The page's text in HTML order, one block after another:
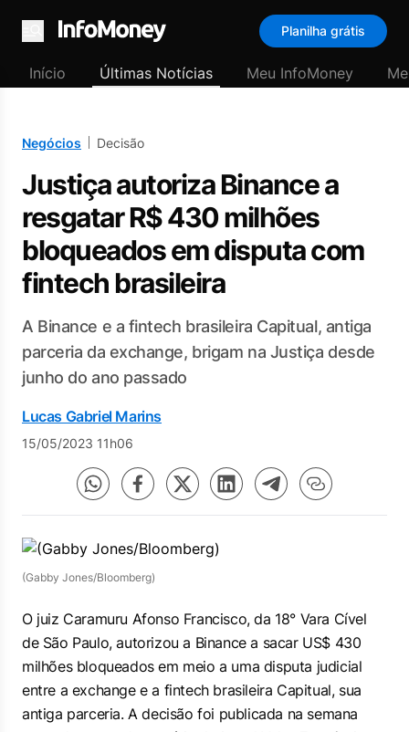
Menu
Planilha grátis
Início Últimas Notícias Meu InfoMoney
Negócios Decisão
Justiça autoriza Binance a
resgatar R$ 430 milhões
bloqueados em disputa com
fintech brasileira
A Binance e a fintech brasileira Capitual, antiga
parceria da exchange, brigam na Justiça desde
junho do ano passado
Lucas Gabriel Marins
15/05/2023 11h06
(Gabby Jones/Bloomberg)
O juiz Caramuru Afonso Francisco, da 18° Vara Cível
de São Paulo, autorizou a Binance a sacar US$ 430
milhões bloqueados em meio a uma disputa judicial
entre a exchange e a fintech brasileira Capitual, sua
antiga parceria. A decisão foi publicada na semana